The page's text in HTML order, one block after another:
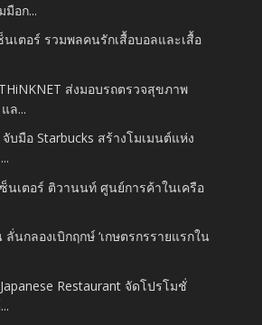
มือก...
นเตอร์ รวมพลคนรักเสื้อบอลและเสื้อ
ส่งมอบรถตรวจสุขภาพ
ล...
จับมือ Starbucks สร้างโมเมนต์แห่ง
นเตอร์ ติวานนท์ ศูนย์การค้าในเครือ
นกลองเบิกฤกษ์ ‘เกษตรกรรายแรกใน
Restaurant จัดโปรโมชั่